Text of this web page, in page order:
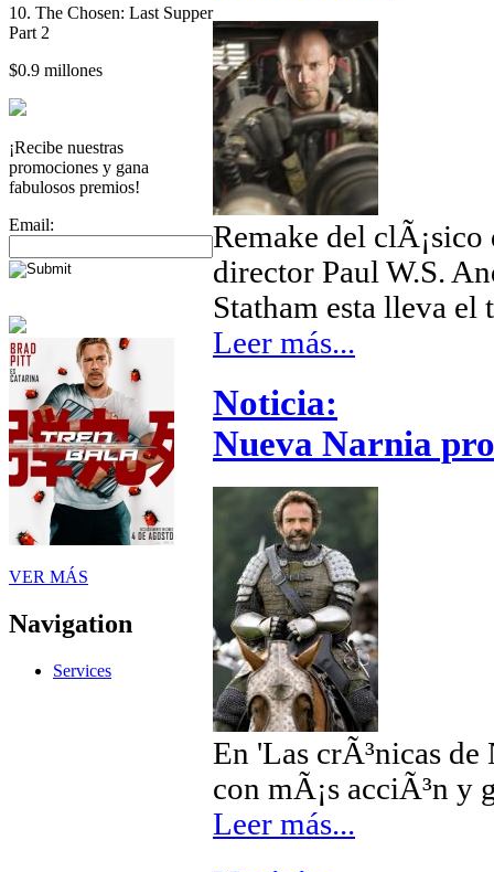
10. The Chosen: Last Supper
Part 2
$0.9 millones
¡Recibe nuestras
promociones y gana
fabulosos premios!
Email:
VER MÁS
Navigation
Services
Remake del
director Paul W.S.
Statham esta lleva
Leer más...
Noticia:
Nueva Narnia
En 'Las crÃ³nicas
con mÃ¡s acciÃ³n y
Leer más...